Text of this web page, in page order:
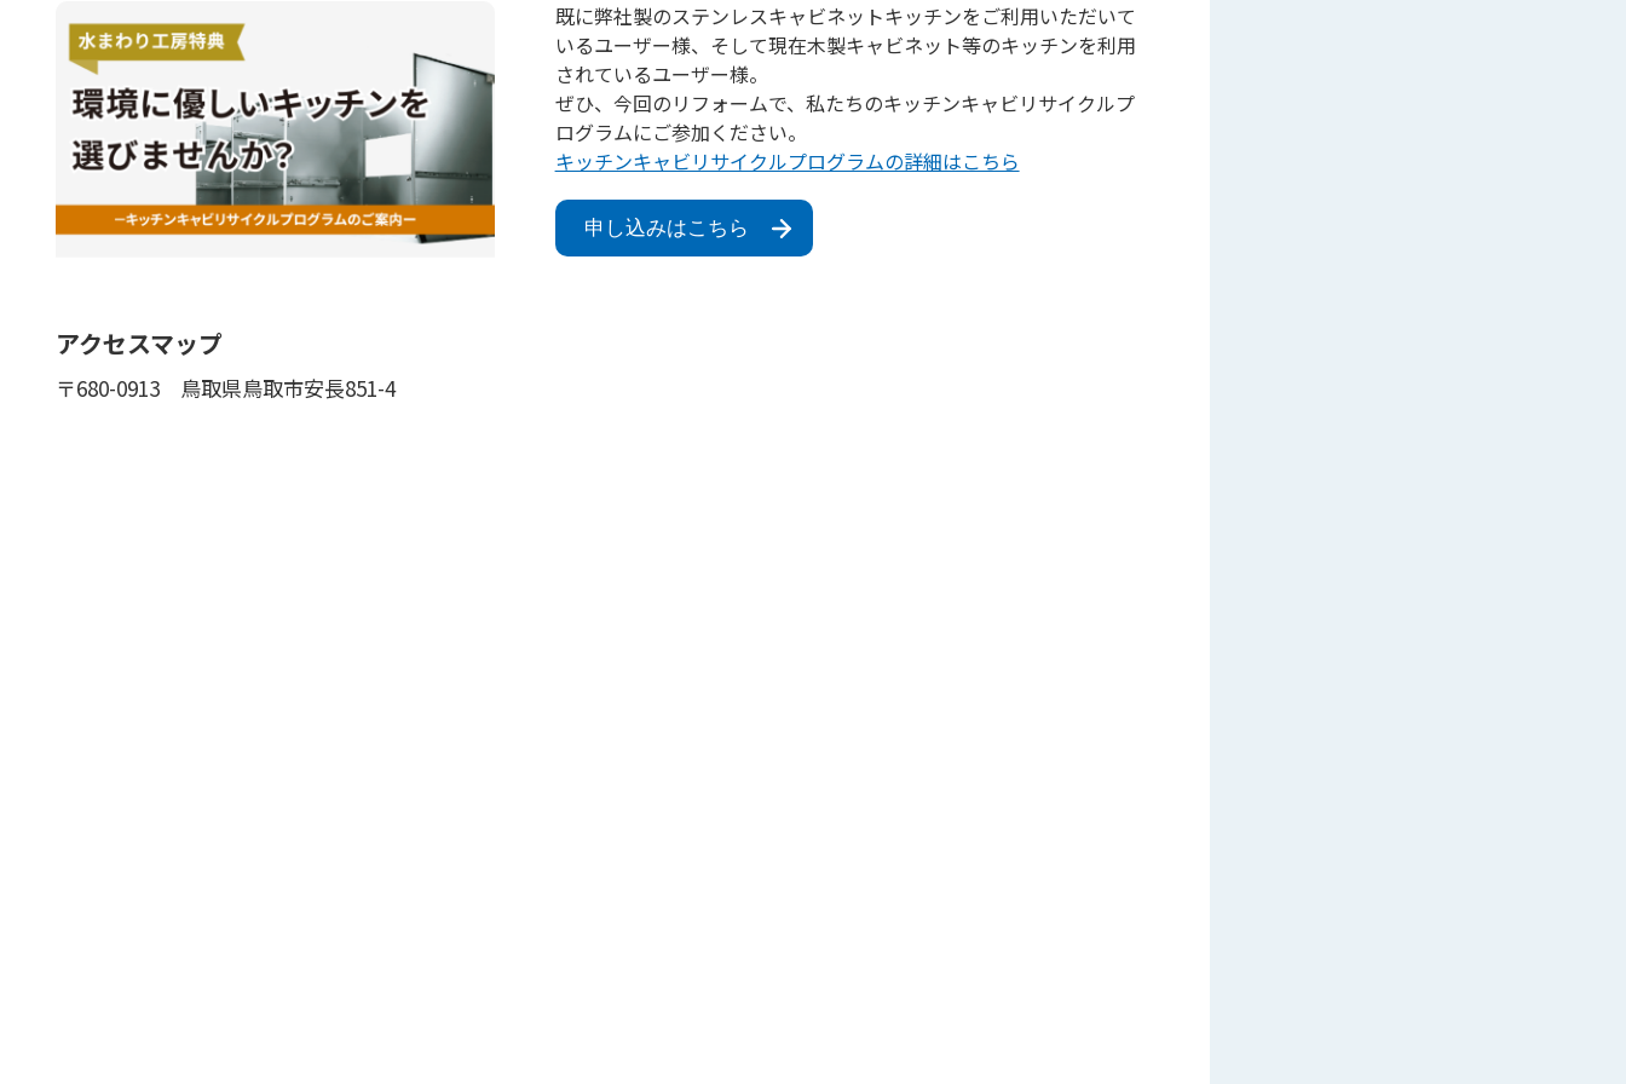
既に弊社製のステンレスキャビネットキッチンをご利用いただいて
いるユーザー様、そして現在木製キャビネット等のキッチンを利用
されているユーザー様。
ぜひ、今回のリフォームで、私たちのキッチンキャビリサイクルプ
ログラムにご参加ください。
キッチンキャビリサイクルプログラムの詳細はこちら
申し込みはこちら
アクセスマップ
〒680-0913 鳥取県鳥取市安長851-4